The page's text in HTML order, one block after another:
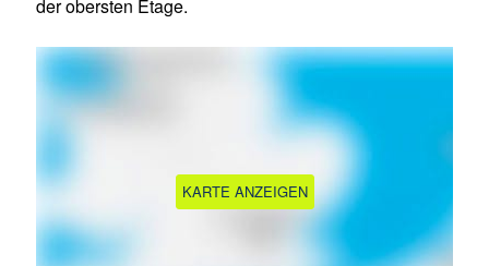
der obersten Etage.
KARTE ANZEIGEN